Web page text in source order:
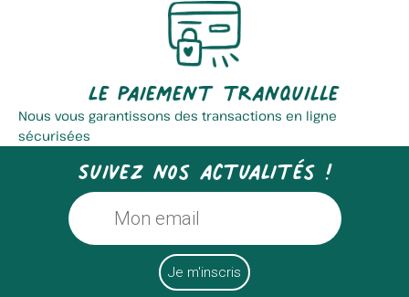
Le paiement tranquille
Nous vous garantissons des transactions en ligne
sécurisées
Suivez nos actualités !